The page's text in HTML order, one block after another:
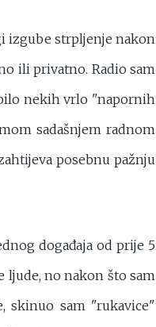
izgube strpljenje nakon
ili privatno. Radio sam
nekih vrlo "napornih
sadašnjem radnom
posebnu pažnju
događaja od prije 5
ljude, no nakon što sam
skinuo sam "rukavice"